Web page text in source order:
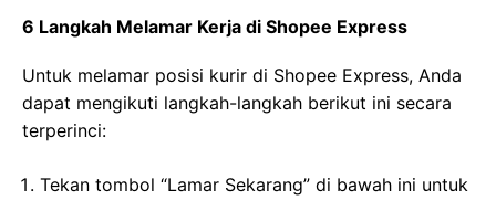
6 Langkah Melamar Kerja di Shopee Express
Untuk melamar posisi kurir di Shopee Express, Anda
dapat mengikuti langkah-langkah berikut ini secara
terperinci:
Tekan tombol “Lamar Sekarang” di bawah ini untuk